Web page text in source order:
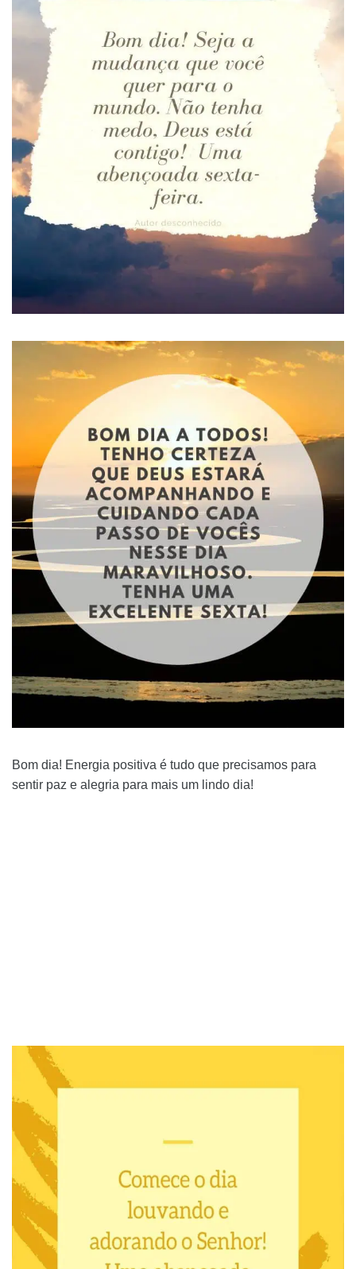
Bom dia! Energia positiva é tudo que precisamos para
sentir paz e alegria para mais um lindo dia!